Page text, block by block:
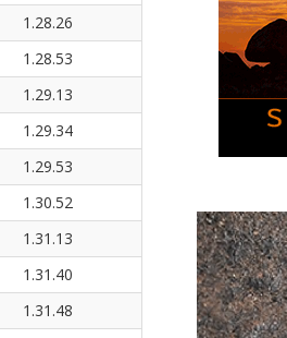
1.28.26
1.28.53
1.29.13
1.29.34
1.29.53
1.30.52
1.31.13
1.31.40
1.31.48